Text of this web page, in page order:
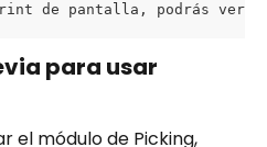
de pantalla, podrás ver la
para usar
el módulo de Picking,